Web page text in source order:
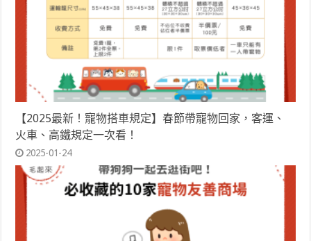
【2025最新！寵物搭車規定】春節帶寵物回家，客運、
火車、高鐵規定一次看！
2025-01-24